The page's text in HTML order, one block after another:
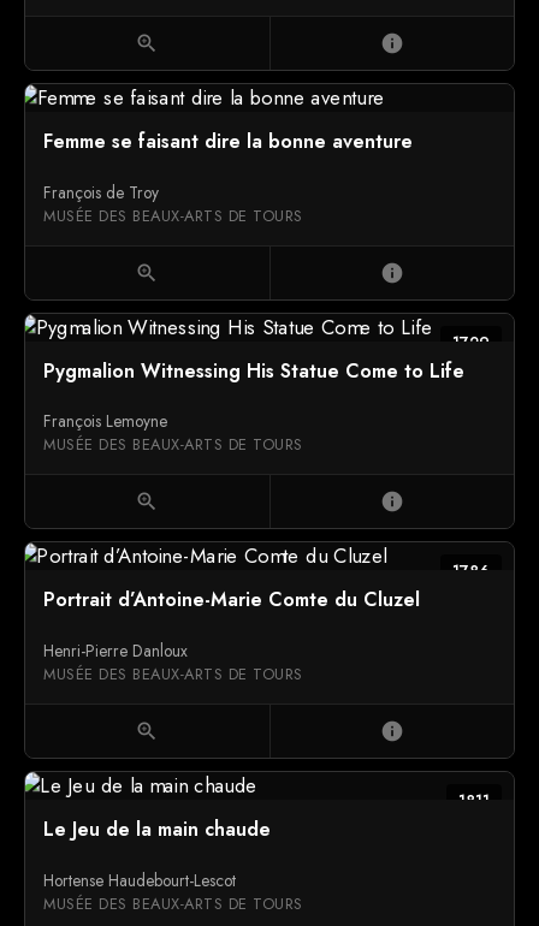
zoom_in info
Femme se faisant dire la bonne aventure
François de Troy
MUSÉE DES BEAUX-ARTS DE TOURS
zoom_in info
1729
Pygmalion Witnessing His Statue Come to Life
François Lemoyne
MUSÉE DES BEAUX-ARTS DE TOURS
zoom_in info
1786
Portrait d’Antoine-Marie Comte du Cluzel
Henri-Pierre Danloux
MUSÉE DES BEAUX-ARTS DE TOURS
zoom_in info
1811
Le Jeu de la main chaude
Hortense Haudebourt-Lescot
MUSÉE DES BEAUX-ARTS DE TOURS